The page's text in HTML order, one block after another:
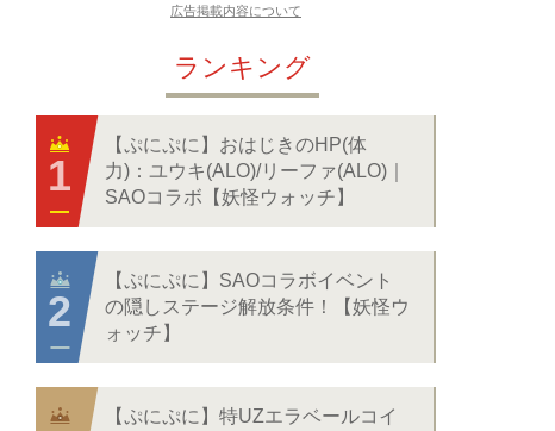
広告掲載内容について
ランキング
【ぷにぷに】おはじきのHP(体
力)：ユウキ(ALO)/リーファ(ALO)｜
SAOコラボ【妖怪ウォッチ】
【ぷにぷに】SAOコラボイベント
の隠しステージ解放条件！【妖怪ウ
ォッチ】
【ぷにぷに】特UZエラベールコイ